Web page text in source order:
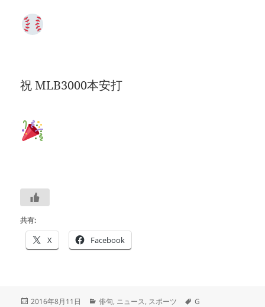
祝 MLB3000本安打
共有:
X Facebook
投
2016年8月11日
カ
俳句, ニュース, スポーツ
タ
G